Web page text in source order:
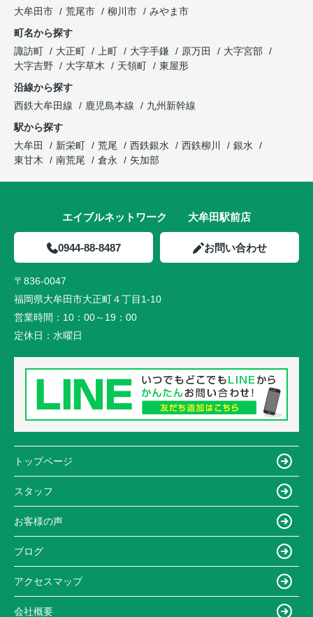
大牟田市
荒尾市 柳川市
みやま市
町名から探す
諏訪町
大正町 上町 大字手鎌 原万田
大字宮部
大字吉野
大字草木 天領町
東屋形
沿線から探す
西鉄大牟田線
鹿児島本線
九州新幹線
駅から探す
大牟田
新栄町 荒尾 西鉄銀水 西鉄柳川
銀水
東甘木
南荒尾 倉永 矢加部
エイブルネットワーク 大牟田駅前店
0944-88-8487 お問い合わせ
〒836-0047
福岡県大牟田市大正町４丁目1-10
営業時間： 10：00～19：00
定休日： 水曜日
トップページ
スタッフ
お客様の声
ブログ
アクセスマップ
会社概要